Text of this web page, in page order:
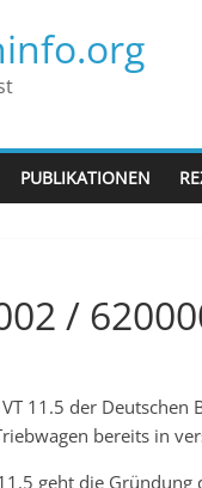
PUBLIKATIONEN
/
11.5 der
bereits in
geht die Gründung